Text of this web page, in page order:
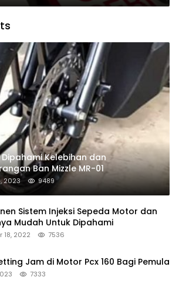
Dipahami Kelebihan dan
Ban Mizzle MR-01
2023 9489
Sistem Injeksi Sepeda Motor dan
Mudah Untuk Dipahami
18, 2022 7536
Jam di Motor Pcx 160 Bagi Pemula
7333